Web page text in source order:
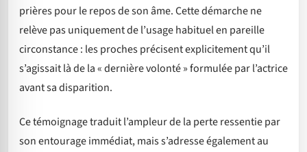
prières pour le repos de son âme. Cette démarche ne
relève pas uniquement de l’usage habituel en pareille
circonstance : les proches précisent explicitement qu’il
s’agissait là de la « dernière volonté » formulée par l’actrice
avant sa disparition.
Ce témoignage traduit l’ampleur de la perte ressentie par
son entourage immédiat, mais s’adresse également au